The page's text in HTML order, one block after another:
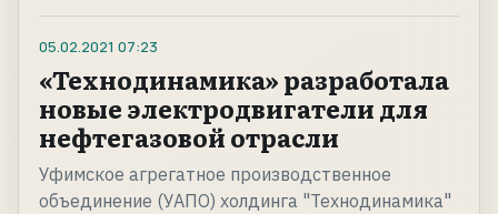
05.02.2021 07:23
«Технодинамика» разработала
новые электродвигатели для
нефтегазовой отрасли
Уфимское агрегатное производственное
объединение (УАПО) холдинга "Технодинамика"